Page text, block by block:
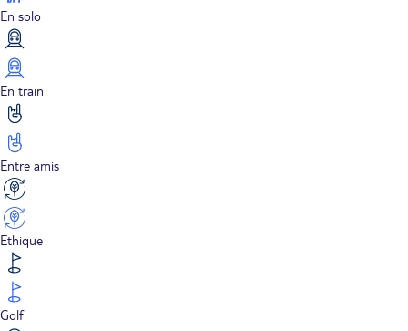
En solo
En train
Entre amis
Ethique
Golf